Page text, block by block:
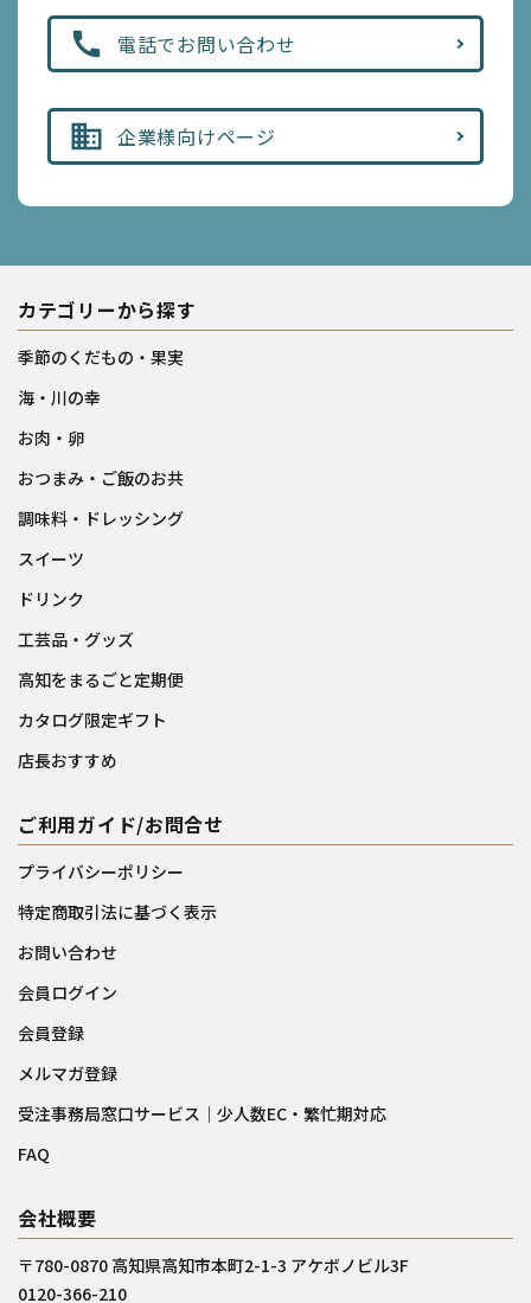
call 電話でお問い合わせ
business 企業様向けページ
カテゴリーから探す
季節のくだもの・果実
海・川の幸
お肉・卵
おつまみ・ご飯のお共
調味料・ドレッシング
スイーツ
ドリンク
工芸品・グッズ
高知をまるごと定期便
カタログ限定ギフト
店長おすすめ
ご利用ガイド/お問合せ
プライバシーポリシー
特定商取引法に基づく表示
お問い合わせ
会員ログイン
会員登録
メルマガ登録
受注事務局窓口サービス｜少人数EC・繁忙期対応
FAQ
会社概要
〒780-0870 高知県高知市本町2-1-3 アケボノビル3F
0120-366-210